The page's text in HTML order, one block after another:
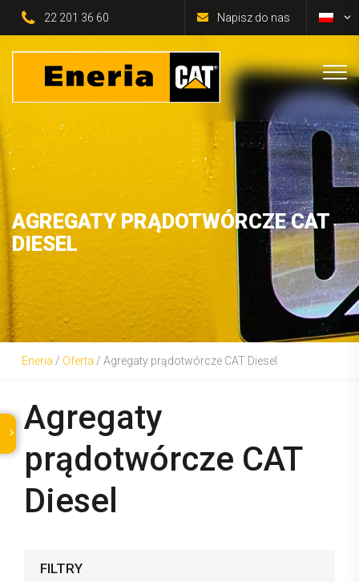
22 201 36 60 Napisz do nas
AGREGATY PRĄDOTWÓRCZE CAT
DIESEL
Eneria / Oferta / Agregaty prądotwórcze CAT Diesel
Agregaty
prądotwórcze CAT
Diesel
FILTRY